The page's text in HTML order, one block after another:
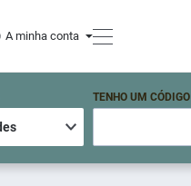
A minha conta
TENHO UM CÓDIGO